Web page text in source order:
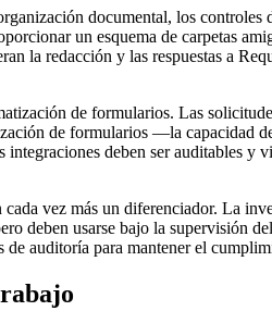
documental, los controles
un esquema de carpetas
la redacción y las respuestas a
de formularios. Las
de formularios —la capacidad
deben ser auditables y
vez más un diferenciador. La
deben usarse bajo la supervisión
auditoría para mantener el